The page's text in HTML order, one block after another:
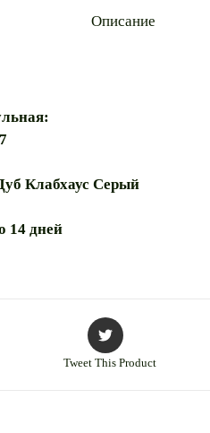
Описание
Клабхаус Серый
14 дней
Tweet This Product